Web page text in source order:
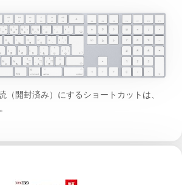
（開封済み）にするショートカットは、